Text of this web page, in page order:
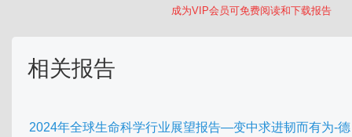
成为VIP会员可免费阅读和下载报告
相关报告
2024年全球生命科学行业展望报告—变中求进韧而有为-德